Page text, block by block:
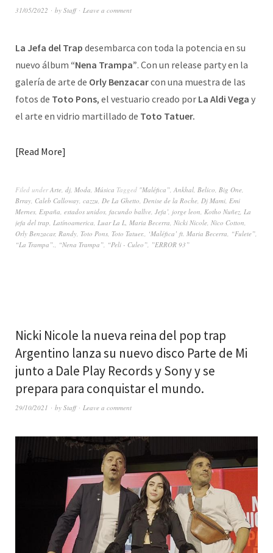
31/05/2022 by Staff Leave a comment
La Jefa del Trap desembarca con toda la potencia en su
nuevo álbum “Nena Trampa”. Con un release party en la
galería de arte de Orly Benzacarcon una muestra de las
fotos de Toto Pons, el vestuario creado por La Aldi Vega y
el arte en vidrio martillado de Toto Tatuer.
Read More
Filed underArte, dj, Moda, Música Tagged "Maléfica”, Ankhal, Belico, Big One,
Brray, Caleb Calloway, cazzu, De La Ghetto, Denise de la Roche, Dj Mami, Emi
Mernes, España, estados unidos, facundo ballve, Jefa’, jorge leon, Kotho Nuñez, La
jefa del trap, Latínoamerica, Luar La L, Maria Becerra, Nicki Nicole, Nico Cotton,
Orly Benzacar, Randy, Toto Pons, Toto Tatuer., ‘Maléfica’ ft. Maria Becerra, “Fulete”,
“La Trampa”., “Nena Trampa”, “Peli - Culeo”, ”ERROR 93”
Nicki Nicole la nueva reina del pop trap
Argentino lanza su nuevo disco Parte de Mi
junto a Dale Play Records y Sony y se
prepara para conquistar el mundo.
29/10/2021 by Staff Leave a comment